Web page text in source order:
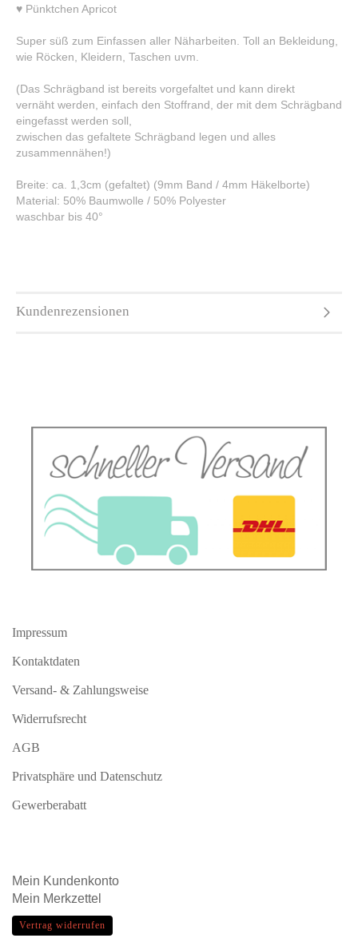
♥ Pünktchen Apricot
Super süß zum Einfassen aller Näharbeiten. Toll an Bekleidung,
wie Röcken, Kleidern, Taschen uvm.
(Das Schrägband ist bereits vorgefaltet und kann direkt
vernäht werden, einfach den Stoffrand, der mit dem Schrägband
eingefasst werden soll,
zwischen das gefaltete Schrägband legen und alles
zusammennähen!)
Breite: ca. 1,3cm (gefaltet) (9mm Band / 4mm Häkelborte)
Material: 50% Baumwolle / 50% Polyester
waschbar bis 40°
Kundenrezensionen
Impressum
Kontaktdaten
Versand- & Zahlungsweise
Widerrufsrecht
AGB
Privatsphäre und Datenschutz
Gewerberabatt
Mein Kundenkonto
Mein Merkzettel
Vertrag widerrufen